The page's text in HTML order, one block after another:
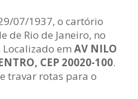
07/1937, o cartório
de Rio de Janeiro, no
Localizado emAV NILO
CEP 20020-100.
travar rotas para o